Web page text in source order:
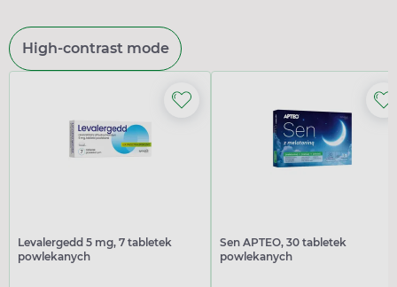
High-contrast mode
Levalergedd 5 mg, 7 tabletek
powlekanych
Sen APTEO, 30 tabletek
powlekanych